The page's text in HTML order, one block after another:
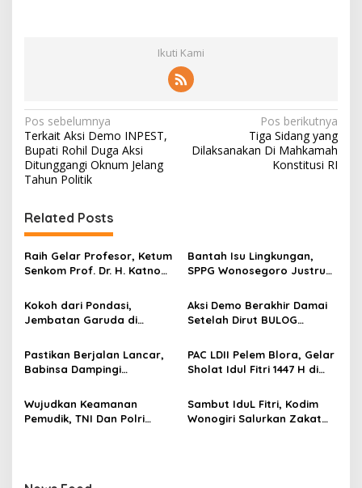
Ikuti Kami
N
a
v
g
a
s
p
o
s
Pos sebelumnya
Terkait Aksi Demo INPEST,
Bupati Rohil Duga Aksi
Ditunggangi Oknum Jelang
Tahun Politik
Pos berikutnya
Tiga Sidang yang
Dilaksanakan Di Mahkamah
Konstitusi RI
Related Posts
Raih Gelar Profesor, Ketum
Senkom Prof. Dr. H. Katno
Ilmiah tentang Paradigma
Baru Pariwisata dan
Bantah Isu Lingkungan,
SPPG Wonosegoro Justru
Boyolali
Kokoh dari Pondasi,
Jembatan Garuda di
Ayam Disiapkan Tahan
Beban Maksimal
Aksi Demo Berakhir Damai
Setelah Dirut BULOG
Menyerap Tebu Petani
Blora melalui PT GMM
Pastikan Berjalan Lancar,
Babinsa Dampingi
PAC LDII Pelem Blora, Gelar
Sholat Idul Fitri 1447 H di
Mindi
Wujudkan Keamanan
Pemudik, TNI Dan Polri
Sambut IduL Fitri, Kodim
Wonogiri Salurkan Zakat